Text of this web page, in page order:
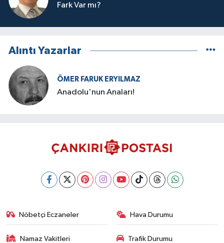
Fark Var mı?
Alıntı Yazarlar
ÖMER FARUK ERYILMAZ
Anadolu'nun Anaları!
Nöbetçi Eczaneler Hava Durumu
Namaz Vakitleri Trafik Durumu